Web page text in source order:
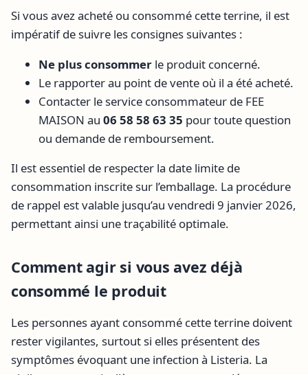
Si vous avez acheté ou consommé cette terrine, il est
impératif de suivre les consignes suivantes :
Ne plus consommer le produit concerné.
Le rapporter au point de vente où il a été acheté.
Contacter le service consommateur de FEE
MAISON au 06 58 58 63 35 pour toute question
ou demande de remboursement.
Il est essentiel de respecter la date limite de
consommation inscrite sur l’emballage. La procédure
de rappel est valable jusqu’au vendredi 9 janvier 2026,
permettant ainsi une traçabilité optimale.
Comment agir si vous avez déjà
consommé le produit
Les personnes ayant consommé cette terrine doivent
rester vigilantes, surtout si elles présentent des
symptômes évoquant une infection à Listeria. La